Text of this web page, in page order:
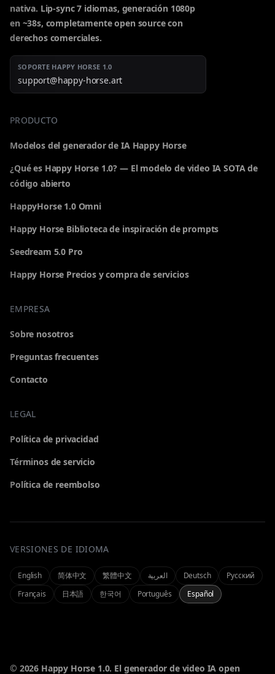
nativa. Lip-sync 7 idiomas, generación 1080p
en ~38s, completamente open source con
derechos comerciales.
SOPORTE HAPPY HORSE 1.0
support@happy-horse.art
PRODUCTO
Modelos del generador de IA Happy Horse
¿Qué es Happy Horse 1.0? — El modelo de video IA SOTA de
código abierto
HappyHorse 1.0 Omni
Happy Horse Biblioteca de inspiración de prompts
Seedream 5.0 Pro
Happy Horse Precios y compra de servicios
EMPRESA
Sobre nosotros
Preguntas frecuentes
Contacto
LEGAL
Política de privacidad
Términos de servicio
Política de reembolso
VERSIONES DE IDIOMA
English 简体中文 繁體中文 العربية Deutsch
Русский
Français
日本語 한국어 Português Español
© 2026 Happy Horse 1.0. El generador de video IA open
Elige una herramienta para generar
Generador omnimodal todo en uno Vídeo cinematográfico de texto/imagen
Gestiona tu cuenta e historial